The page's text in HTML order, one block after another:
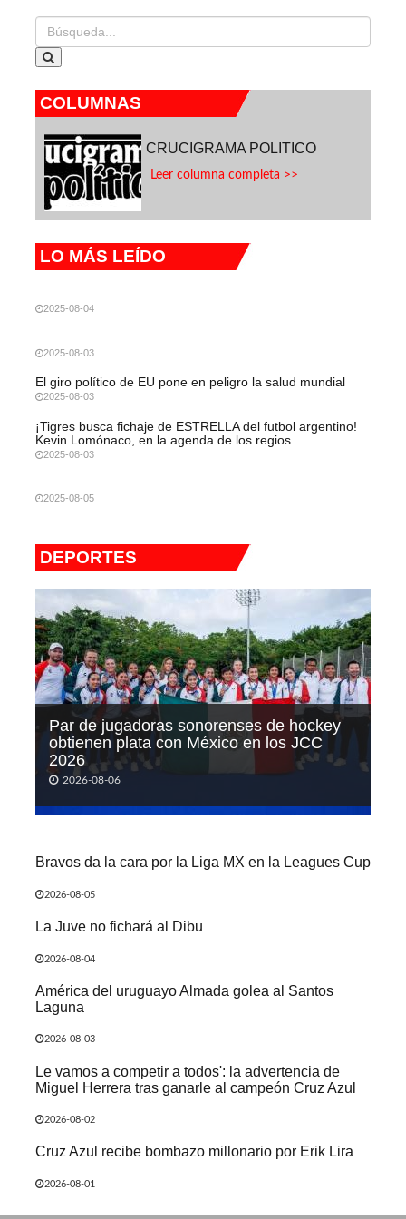
COLUMNAS
CRUCIGRAMA POLITICO
Leer columna completa >>
LO MÁS LEÍDO
2025-08-04
2025-08-03
El giro político de EU pone en peligro la salud mundial
2025-08-03
¡Tigres busca fichaje de ESTRELLA del futbol argentino!
Kevin Lomónaco, en la agenda de los regios
2025-08-03
2025-08-05
DEPORTES
Par de jugadoras sonorenses de hockey
obtienen plata con México en los JCC
2026
2026-08-06
Bravos da la cara por la Liga MX en la Leagues Cup
2026-08-05
La Juve no fichará al Dibu
2026-08-04
América del uruguayo Almada golea al Santos
Laguna
2026-08-03
Le vamos a competir a todos': la advertencia de
Miguel Herrera tras ganarle al campeón Cruz Azul
2026-08-02
Cruz Azul recibe bombazo millonario por Erik Lira
2026-08-01